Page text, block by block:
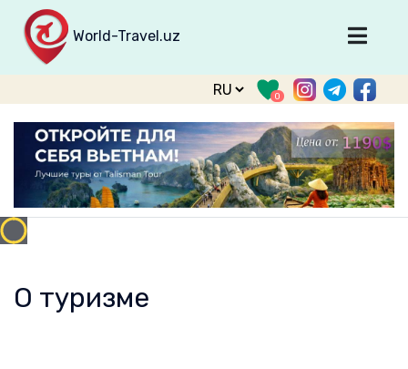
World-Travel.uz
Главная
Направления
Туры
Тур. фирмы
Табло прилета
0
О туризме